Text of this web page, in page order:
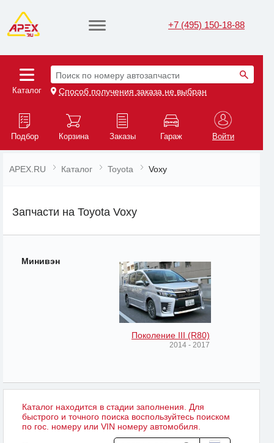
+7 (495) 150-18-88
Каталог
Поиск по номеру автозапчасти
Способ получения заказа не выбран
Подбор Корзина Заказы Гараж Войти
APEX.RU Каталог Toyota Voxy
Запчасти на Toyota Voxy
Минивэн
Поколение III (R80)
2014 - 2017
Каталог находится в стадии заполнения. Для
быстрого и точного поиска воспользуйтесь поиском
по гос. номеру или VIN номеру автомобиля.